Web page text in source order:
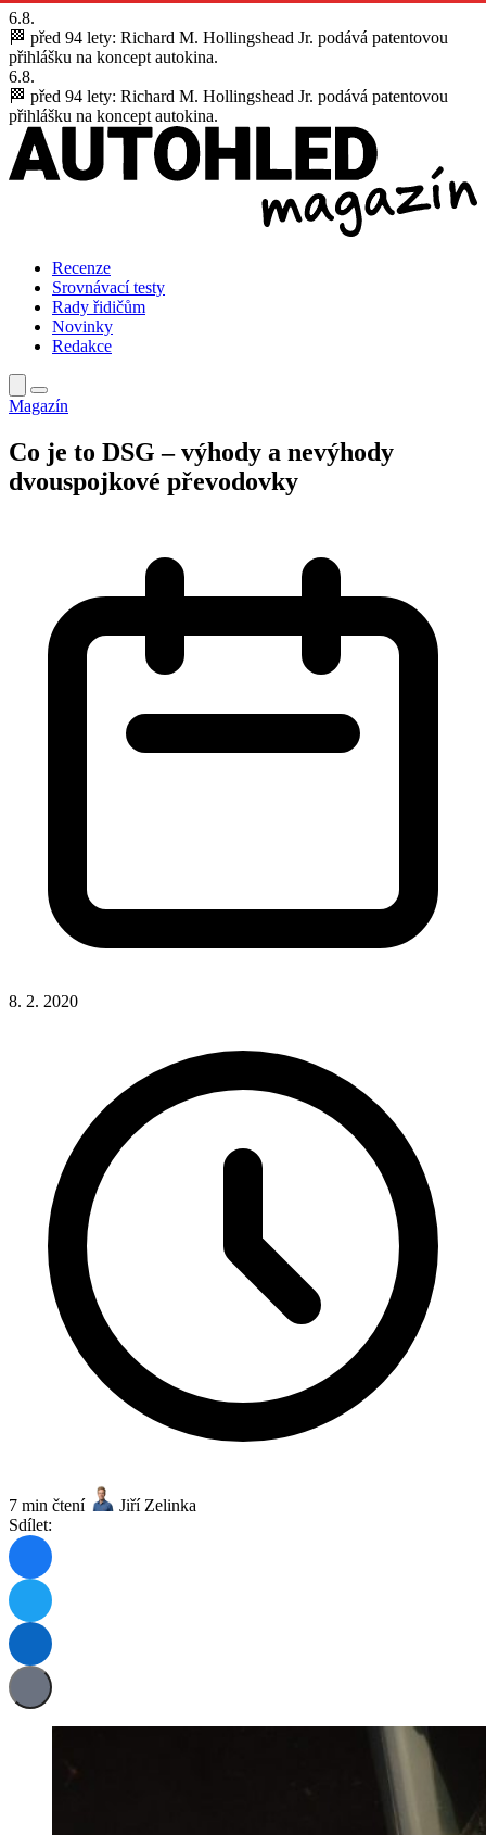
6.8.
🏁 před 94 lety: Richard M. Hollingshead Jr. podává patentovou
přihlášku na koncept autokina.
6.8.
🏁 před 94 lety: Richard M. Hollingshead Jr. podává patentovou
přihlášku na koncept autokina.
Recenze
Srovnávací testy
Rady řidičům
Novinky
Redakce
Magazín
Co je to DSG – výhody a nevýhody
dvouspojkové převodovky
8. 2. 2020
7 min čtení
Jiří Zelinka
Sdílet: